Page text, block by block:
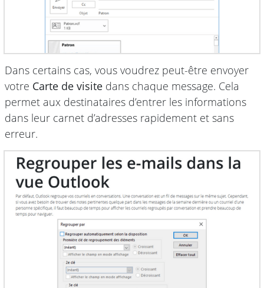
Dans certains cas, vous voudrez peut-être envoyer
votre Carte de visite dans chaque message. Cela
permet aux destinataires d’entrer les informations
dans leur carnet d’adresses rapidement et sans
erreur.